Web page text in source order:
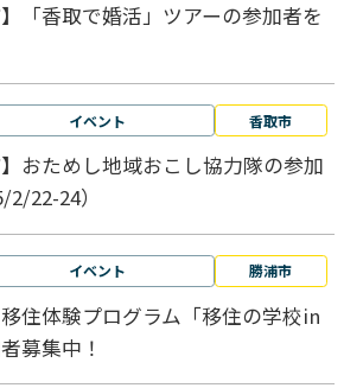
】「香取で婚活」ツアーの参加者を
イベント 香取市
】おためし地域おこし協力隊の参加
22-24）
イベント 勝浦市
住体験プログラム「移住の学校in
募集中！